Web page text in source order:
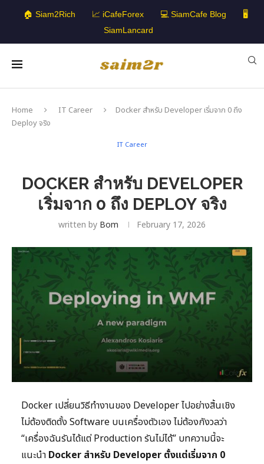
🏠 Siam2Rich 📈 iCafeForex 💻 SiamCafe Blog
🖥️
SiamLancard
Home IT Career
Docker สำหรับ Developer เริ่มจาก 0 ถึง
Deploy จริง
IT Career
DOCKER สำหรับ DEVELOPER
เริ่มจาก 0 ถึง DEPLOY จริง
written by Bom February 17, 2026
Docker เปลี่ยนวิธีทำงานของ Developer ไปอย่างสิ้นเชิง
ไม่ต้องติดตั้ง Software บนเครื่องตัวเอง ไม่ต้องกังวลว่า
“เครื่องฉันรันได้แต่ Production รันไม่ได้” บทความนี้จะ
แนะนำ Docker สำหรับ Developer ตั้งแต่เริ่มจาก 0